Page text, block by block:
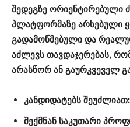
შედეგზე ორიენტირებული
პლატფორმაზე არსებული
გადამოწმებული და
აძლევს თავდაჯერებას,
არასწორ ან გაურკვეველ
კანდიდატებს შეუძლიათ:
შექმნან საკუთარი